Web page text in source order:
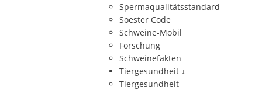
Spermaqualitätsstandard
Soester Code
Schweine-Mobil
Forschung
Schweinefakten
Tiergesundheit ↓
Tiergesundheit